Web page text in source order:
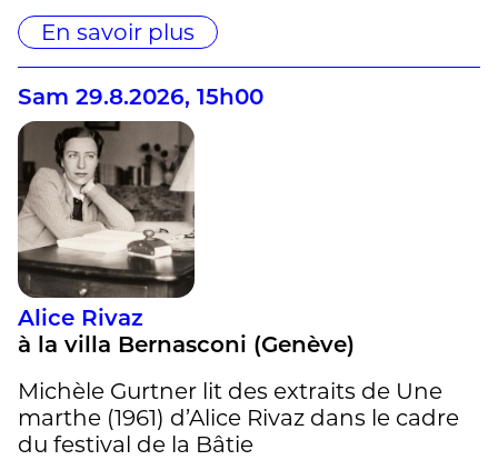
En savoir plus
Sam 29.8.2026, 15h00
Alice Rivaz
à la villa Bernasconi (Genève)
Michèle Gurtner lit des extraits de Une
marthe (1961) d’Alice Rivaz dans le cadre
du festival de la Bâtie